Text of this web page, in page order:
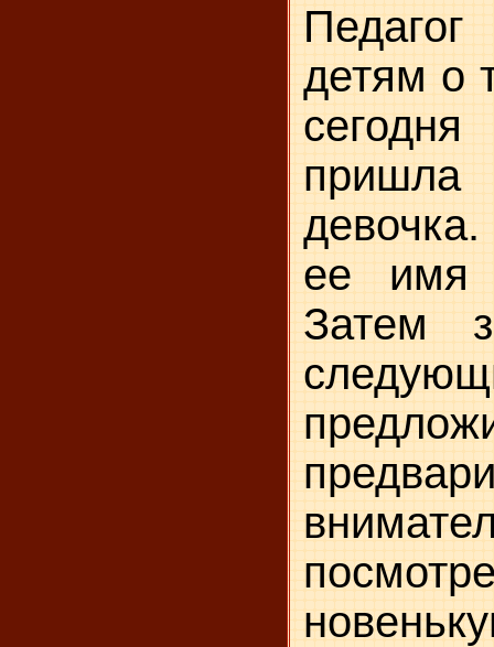
детям о
ее имя
Затем